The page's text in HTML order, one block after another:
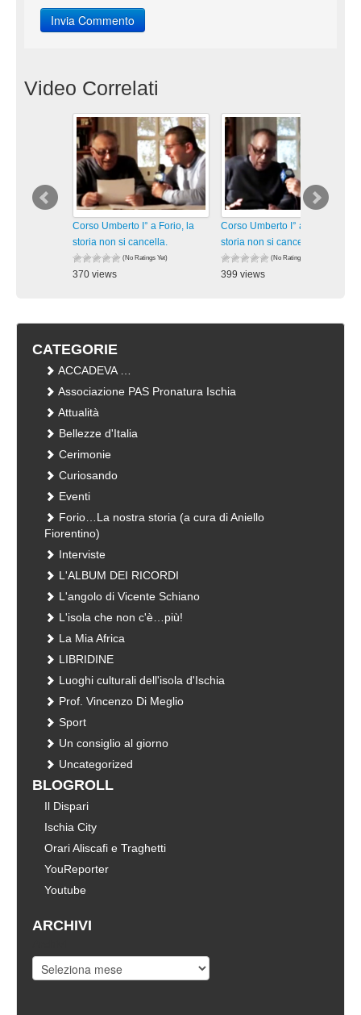
Video Correlati
Corso Umberto I° a Forio, la
storia non si cancella.
(No Ratings Yet)
370 views
Corso Umberto I° a Forio, la
storia non si cancella.
(No Ratings Yet)
399 views
CATEGORIE
ACCADEVA …
Associazione PAS Pronatura Ischia
Attualità
Bellezze d'Italia
Cerimonie
Curiosando
Eventi
Forio…La nostra storia (a cura di Aniello
Fiorentino)
Interviste
L'ALBUM DEI RICORDI
L'angolo di Vicente Schiano
L'isola che non c'è…più!
La Mia Africa
LIBRIDINE
Luoghi culturali dell'isola d'Ischia
Prof. Vincenzo Di Meglio
Sport
Un consiglio al giorno
Uncategorized
BLOGROLL
Il Dispari
Ischia City
Orari Aliscafi e Traghetti
YouReporter
Youtube
ARCHIVI